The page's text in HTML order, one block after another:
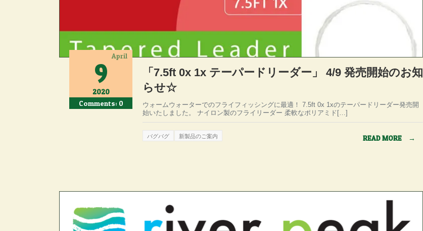
April
9
2020
Comments: 0
「7.5ft 0x 1x テーパードリーダー」 4/9 発売開始のお知
らせ☆
ウォームウォーターでのフライフィッシングに最適！ 7.5ft 0x 1xのテーパードリーダー発売開
始いたしました。 ナイロン製のフライリーダー 柔軟なポリアミド[…]
バグバグ 新製品のご案内 READ MORE →